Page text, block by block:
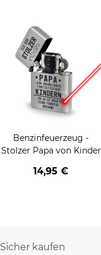
Benzinfeuerzeug -
Stolzer Papa von Kinder
14,95 €
Sicher kaufen